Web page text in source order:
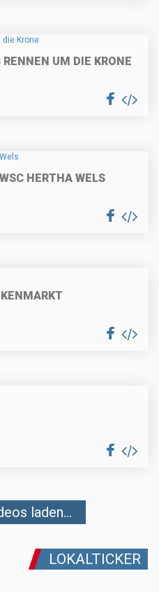
UM DIE KRONE
HERTHA WELS
laden...
LOKALTICKER